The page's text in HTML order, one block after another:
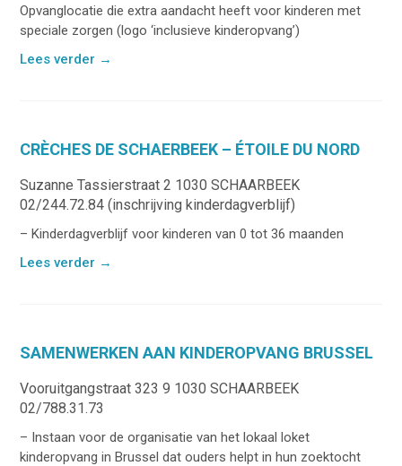
Opvanglocatie die extra aandacht heeft voor kinderen met
speciale zorgen (logo ‘inclusieve kinderopvang’)
Lees verder →
CRÈCHES DE SCHAERBEEK – ÉTOILE DU NORD
Suzanne Tassierstraat 2 1030 SCHAARBEEK
02/244.72.84 (inschrijving kinderdagverblijf)
– Kinderdagverblijf voor kinderen van 0 tot 36 maanden
Lees verder →
SAMENWERKEN AAN KINDEROPVANG BRUSSEL
Vooruitgangstraat 323 9 1030 SCHAARBEEK
02/788.31.73
– Instaan voor de organisatie van het lokaal loket
kinderopvang in Brussel dat ouders helpt in hun zoektocht